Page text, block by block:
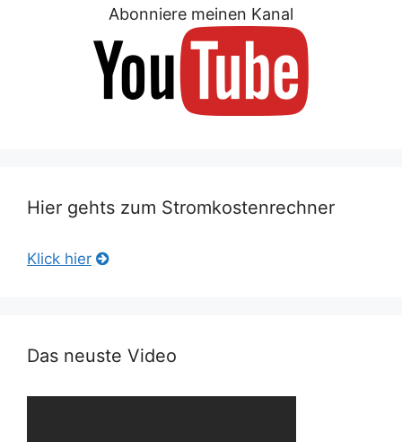
Abonniere meinen Kanal
Hier gehts zum Stromkostenrechner
Klick hier
Das neuste Video